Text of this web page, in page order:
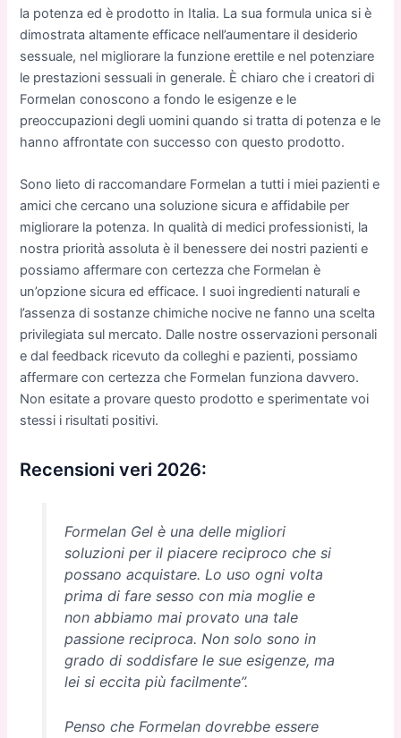
la potenza ed è prodotto in Italia. La sua formula unica si è
dimostrata altamente efficace nell’aumentare il desiderio
sessuale, nel migliorare la funzione erettile e nel potenziare
le prestazioni sessuali in generale. È chiaro che i creatori di
Formelan conoscono a fondo le esigenze e le
preoccupazioni degli uomini quando si tratta di potenza e le
hanno affrontate con successo con questo prodotto.
Sono lieto di raccomandare Formelan a tutti i miei pazienti e
amici che cercano una soluzione sicura e affidabile per
migliorare la potenza. In qualità di medici professionisti, la
nostra priorità assoluta è il benessere dei nostri pazienti e
possiamo affermare con certezza che Formelan è
un’opzione sicura ed efficace. I suoi ingredienti naturali e
l’assenza di sostanze chimiche nocive ne fanno una scelta
privilegiata sul mercato. Dalle nostre osservazioni personali
e dal feedback ricevuto da colleghi e pazienti, possiamo
affermare con certezza che Formelan funziona davvero.
Non esitate a provare questo prodotto e sperimentate voi
stessi i risultati positivi.
Recensioni veri 2026:
Formelan Gel è una delle migliori
soluzioni per il piacere reciproco che si
possano acquistare. Lo uso ogni volta
prima di fare sesso con mia moglie e
non abbiamo mai provato una tale
passione reciproca. Non solo sono in
grado di soddisfare le sue esigenze, ma
lei si eccita più facilmente”.
Penso che Formelan dovrebbe essere